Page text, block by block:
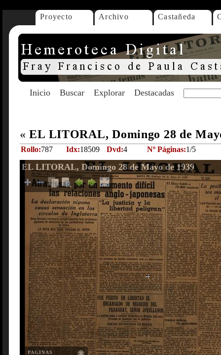
Proyecto Archivo Castañeda
Inicio Buscar Explorar Destacadas
« EL LITORAL, Domingo 28 de
Rollo:787 Idx:18509 Dvd:4 Nº Páginas:1/5
EL LITORAL, Domingo 28 de Mayo de 1939
PAGINAS